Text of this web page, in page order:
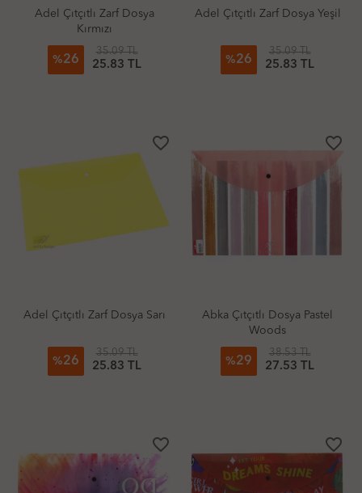
Adel Çıtçıtlı Zarf Dosya
Kırmızı
%26
35.09 TL
25.83 TL
Adel Çıtçıtlı Zarf Dosya Yeşil
%26
35.09 TL
25.83 TL
favorite_border
Adel Çıtçıtlı Zarf Dosya Sarı
%26
35.09 TL
25.83 TL
favorite_border
Abka Çıtçıtlı Dosya Pastel
Woods
%29
38.53 TL
27.53 TL
favorite_border favorite_border